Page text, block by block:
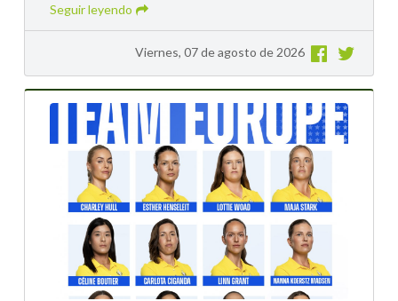
Seguir leyendo
Viernes, 07 de agosto de 2026